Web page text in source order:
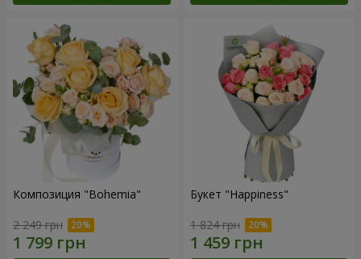
Композиция "Bohemia"
2 249 грн
Букет "Happiness"
1 824 грн